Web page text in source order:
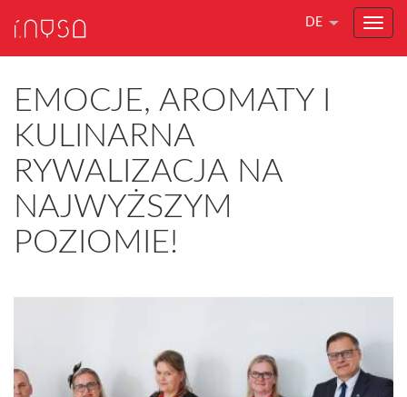
DE
EMOCJE, AROMATY I
KULINARNA
RYWALIZACJA NA
NAJWYŻSZYM
POZIOMIE!